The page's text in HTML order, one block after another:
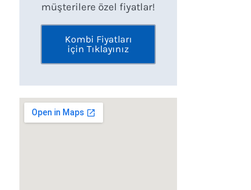
müşterilere özel fiyatlar!
Kombi Fiyatları
için Tıklayınız